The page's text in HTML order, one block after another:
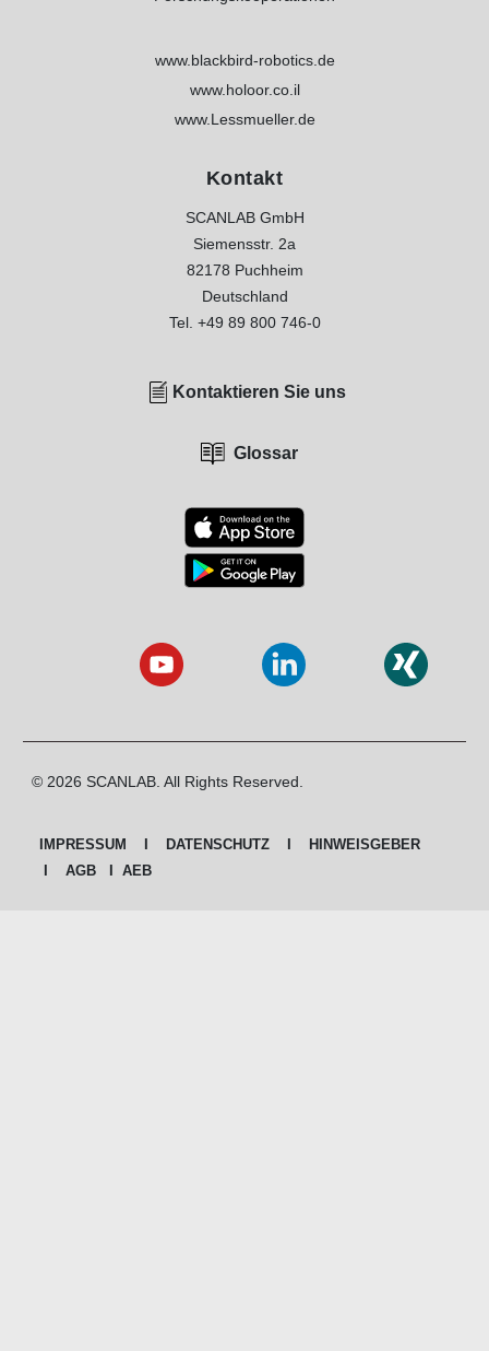
www.blackbird-robotics.de
www.holoor.co.il
www.Lessmueller.de
Kontakt
SCANLAB GmbH
Siemensstr. 2a
82178 Puchheim
Deutschland
Tel. +49 89 800 746-0
Kontaktieren Sie uns
Glossar
© 2026 SCANLAB. All Rights Reserved.
IMPRESSUM DATENSCHUTZ
HINWEISGEBER
IAGB IAEB